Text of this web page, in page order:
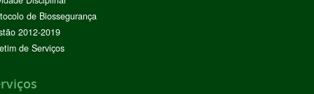
de Biossegurança
2012-2019
de Serviços